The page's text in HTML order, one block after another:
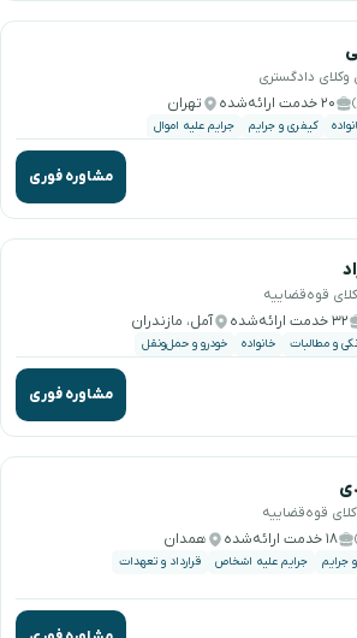
وکلای دادگستری
۲۰ خدمت ارائه‌شده تهران
کیفری و جرایم جرایم علیه اموال
مشاوره فوری
قوه‌قضاییه
۳۲ خدمت ارائه‌شده آمل، مازندران
و مطالبات خانواده خودرو و حمل‌ونقل
مشاوره فوری
قوه‌قضاییه
۱۸ خدمت ارائه‌شده همدان
جرایم جرایم علیه اشخاص
قرارداد و تعهدات